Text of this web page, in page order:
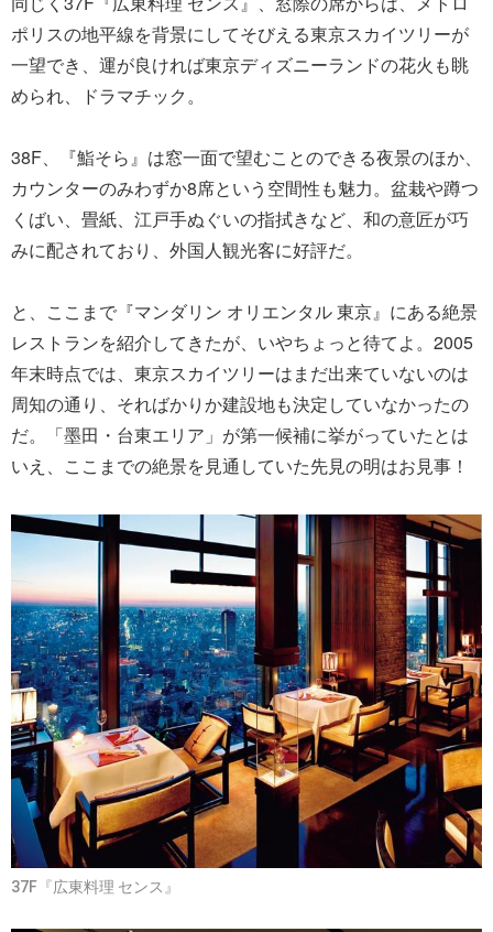
ポリスの地平線を背景にしてそびえる東京スカイツリーが
一望でき、運が良ければ東京ディズニーランドの花火も眺
められ、ドラマチック。
38F、『鮨そら』は窓一面で望むことのできる夜景のほか、
カウンターのみわずか8席という空間性も魅力。盆栽や蹲つ
くばい、畳紙、江戸手ぬぐいの指拭きなど、和の意匠が巧
みに配されており、外国人観光客に好評だ。
と、ここまで『マンダリン オリエンタル 東京』にある絶景
レストランを紹介してきたが、いやちょっと待てよ。2005
年末時点では、東京スカイツリーはまだ出来ていないのは
周知の通り、そればかりか建設地も決定していなかったの
だ。「墨田・台東エリア」が第一候補に挙がっていたとは
いえ、ここまでの絶景を見通していた先見の明はお見事！
37F『広東料理 センス』